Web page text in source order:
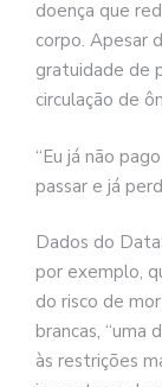
doença que
corpo. Apesar
gratuidade de
circulação de
“Eu já não
passar e já
Dados do
por exemplo,
do risco de
brancas, “uma
às restrições